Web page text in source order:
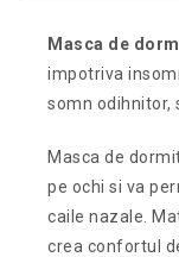
Masca de
impotriva
somn odihnitor,
Masca de
pe ochi si va
caile nazale.
crea confortul